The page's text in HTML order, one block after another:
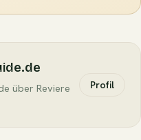
über Reviere
Profil